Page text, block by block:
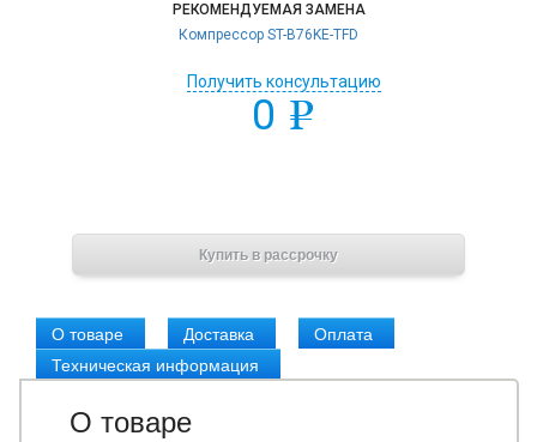
РЕКОМЕНДУЕМАЯ ЗАМЕНА
Компрессор ST-B76KE-TFD
Получить консультацию
0 e
Купить в рассрочку
О товаре Доставка
Оплата
Техническая информация
О товаре